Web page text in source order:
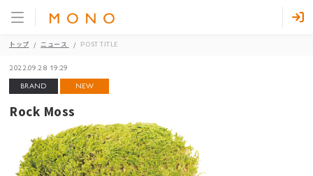
トップ ニュース POST TITLE
2022.09.28 19:29
BRAND NEW
Rock Moss